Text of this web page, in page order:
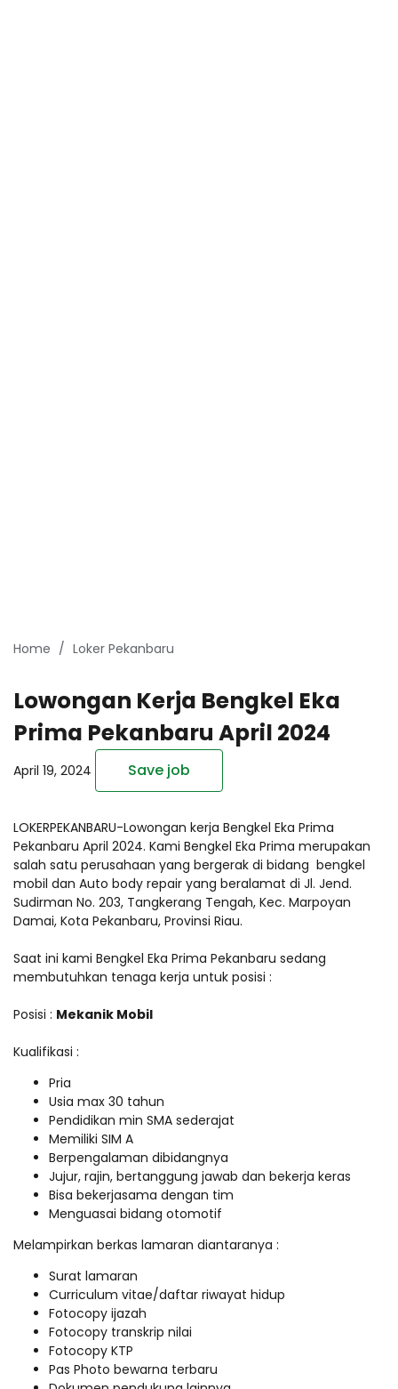
Home Loker Pekanbaru
Lowongan Kerja Bengkel Eka
Prima Pekanbaru April 2024
April 19, 2024 Save job
LOKERPEKANBARU-Lowongan kerja Bengkel Eka Prima
Pekanbaru April 2024. Kami Bengkel Eka Prima merupakan
salah satu perusahaan yang bergerak di bidang bengkel
mobil dan Auto body repair yang beralamat di Jl. Jend.
Sudirman No. 203, Tangkerang Tengah, Kec. Marpoyan
Damai, Kota Pekanbaru, Provinsi Riau.
Saat ini kami Bengkel Eka Prima Pekanbaru sedang
membutuhkan tenaga kerja untuk posisi :
Posisi : Mekanik Mobil
Kualifikasi :
Pria
Usia max 30 tahun
Pendidikan min SMA sederajat
Memiliki SIM A
Berpengalaman dibidangnya
Jujur, rajin, bertanggung jawab dan bekerja keras
Bisa bekerjasama dengan tim
Menguasai bidang otomotif
Melampirkan berkas lamaran diantaranya :
Surat lamaran
Curriculum vitae/daftar riwayat hidup
Fotocopy ijazah
Fotocopy transkrip nilai
Fotocopy KTP
Pas Photo bewarna terbaru